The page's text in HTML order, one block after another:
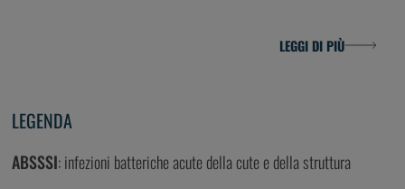
LEGGI DI PIÙ
LEGENDA
ABSSSI: infezioni batteriche acute della cute e della struttura